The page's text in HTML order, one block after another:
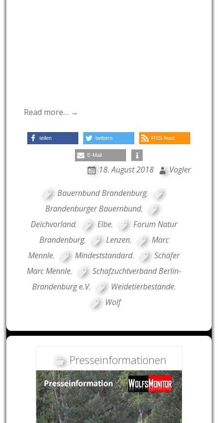
Read more… →
teilen twittern RSS-feed
E-Mail
18. August 2018 Vogler
Bauernbund Brandenburg,
Brandenburger Bauernbund,
Deichvorland, Elbe,
Forum Natur
Brandenburg, Lenzen,
Marc
Mennle, Mindeststandard,
Schäfer
Marc Mennle,
Schafzuchtverband Berlin-
Brandenburg e.V, Weidetierbestände,
Wolf
Presseinformationen